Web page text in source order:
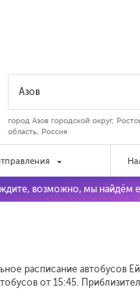
город Азов городской округ,
область, Россия
расписание автобусов
от 15:45.
возможно, мы найдём